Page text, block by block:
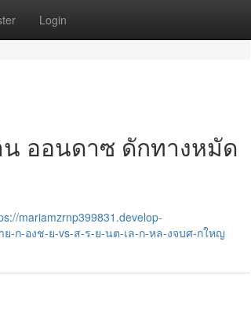
Login
น ออนดาซ ดักทางหมัด
mariamzrnp399831.develop-
-ก-องช-ย-vs-ส-ร-ย-นต-เล-ก-หล-งจบศ-กใหญ